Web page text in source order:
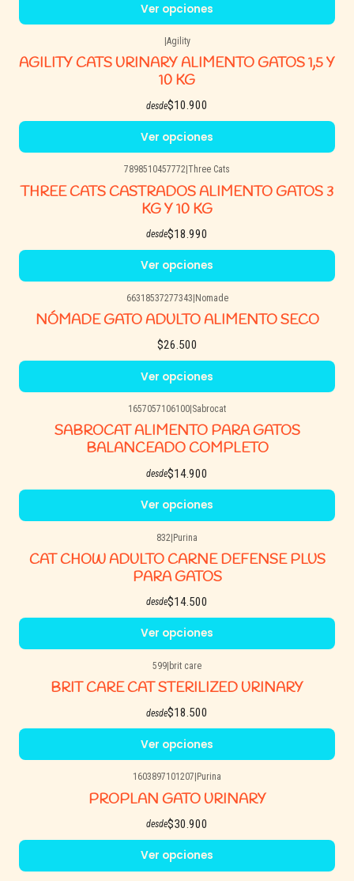
Ver opciones
Agility
AGILITY CATS URINARY ALIMENTO GATOS 1,5 Y
10 KG
desde$10.900
Ver opciones
7898510457772 Three Cats
THREE CATS CASTRADOS ALIMENTO GATOS 3
KG Y 10 KG
desde$18.990
Ver opciones
66318537277343|Nomade
NÓMADE GATO ADULTO ALIMENTO SECO
$26.500
Ver opciones
1657057106100 Sabrocat
SABROCAT ALIMENTO PARA GATOS
BALANCEADO COMPLETO
desde$14.900
Ver opciones
832|Purina
CAT CHOW ADULTO CARNE DEFENSE PLUS
PARA GATOS
desde$14.500
Ver opciones
599 brit care
BRIT CARE CAT STERILIZED URINARY
desde$18.500
Ver opciones
1603897101207 Purina
PROPLAN GATO URINARY
desde$30.900
Ver opciones